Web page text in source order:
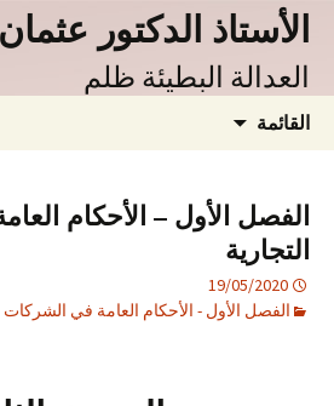
انتقل
المحتوى
الأستاذ الدكتور
العدالة البطيئة ظلم
القائمة
الفصل الأول – الأحكام
التجارية
19/05/2020
الفصل الأول - الأحكام العامة في الشركات